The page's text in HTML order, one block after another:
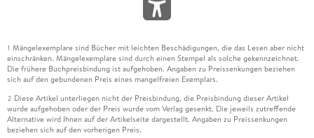
1 Mängelexemplare sind Bücher mit leichten Beschädigungen, die das Lesen aber nicht
einschränken. Mängelexemplare sind durch einen Stempel als solche gekennzeichnet.
Die frühere Buchpreisbindung ist aufgehoben. Angaben zu Preissenkungen beziehen
sich auf den gebundenen Preis eines mangelfreien Exemplars.
2 Diese Artikel unterliegen nicht der Preisbindung, die Preisbindung dieser Artikel
wurde aufgehoben oder der Preis wurde vom Verlag gesenkt. Die jeweils zutreffende
Alternative wird Ihnen auf der Artikelseite dargestellt. Angaben zu Preissenkungen
beziehen sich auf den vorherigen Preis.